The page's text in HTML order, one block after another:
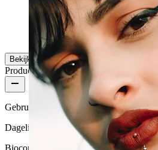
Yas Geverifieerde aankoop
Vertaald door AI Toon origineel
Bekijk meer
Productkwaliteit
Gebruikshoeveelheid
Dagelijks gebruik